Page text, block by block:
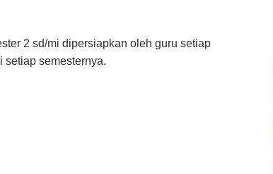
2 sd/mi dipersiapkan oleh guru setiap
setiap semesternya.